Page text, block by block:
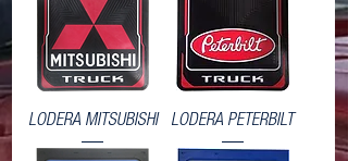
LODERA MITSUBISHI LODERA PETERBILT